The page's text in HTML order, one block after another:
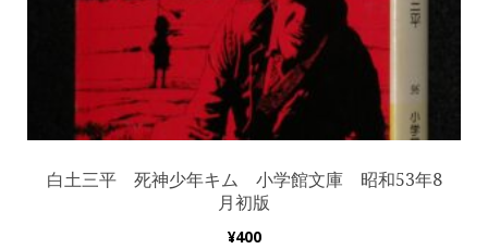
白土三平 死神少年キム 小学館文庫 昭和53年8
月初版
¥400